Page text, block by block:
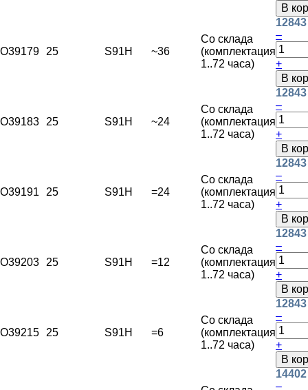
В
O39179 25 S91H ~36
Со склада
(комплектация
1..72 часа)
–
+
В
O39183 25 S91H ~24
Со склада
(комплектация
1..72 часа)
–
+
В
O39191 25 S91H =24
Со склада
(комплектация
1..72 часа)
–
+
В
O39203 25 S91H =12
Со склада
(комплектация
1..72 часа)
–
+
В
O39215 25 S91H =6
Со склада
(комплектация
1..72 часа)
–
+
В
–